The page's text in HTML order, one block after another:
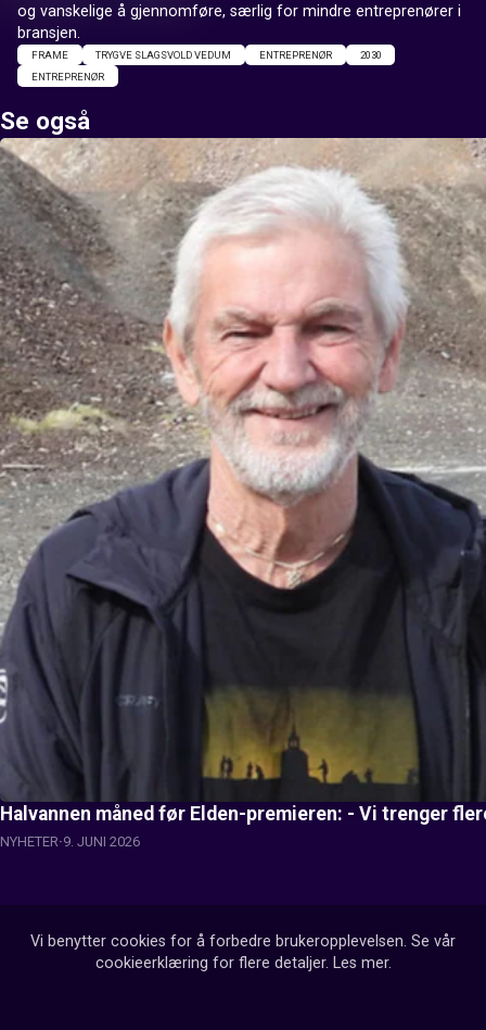
og vanskelige å gjennomføre, særlig for mindre entreprenører i
bransjen.
FRAME TRYGVE SLAGSVOLD VEDUM ENTREPRENØR
2030
ENTREPRENØR
Se også
Halvannen måned før Elden-premieren: - Vi trenger
NYHETER 9. JUNI 2026
Vi benytter cookies for å forbedre brukeropplevelsen. Se vår
cookieerklæring for flere detaljer. Les mer.